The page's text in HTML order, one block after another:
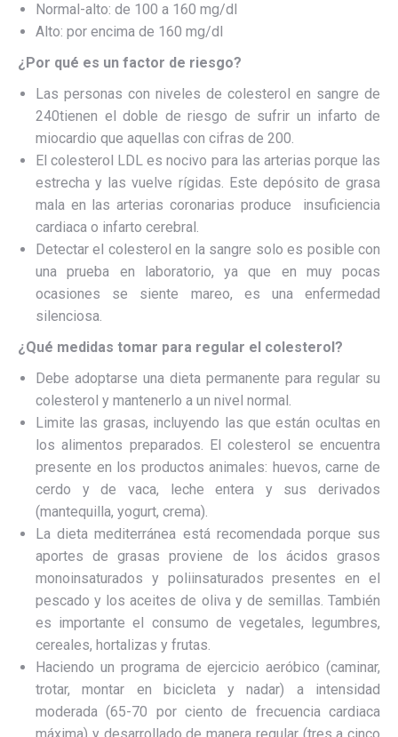
Normal-alto: de 100 a 160 mg/dl
Alto: por encima de 160 mg/dl
¿Por qué es un factor de riesgo?
Las personas con niveles de colesterol en sangre de
240tienen el doble de riesgo de sufrir un infarto de
miocardio que aquellas con cifras de 200.
El colesterol LDL es nocivo para las arterias porque las
estrecha y las vuelve rígidas. Este depósito de grasa
mala en las arterias coronarias produce insuficiencia
cardiaca o infarto cerebral.
Detectar el colesterol en la sangre solo es posible con
una prueba en laboratorio, ya que en muy pocas
ocasiones se siente mareo, es una enfermedad
silenciosa.
¿Qué medidas tomar para regular el colesterol?
Debe adoptarse una dieta permanente para regular su
colesterol y mantenerlo a un nivel normal.
Limite las grasas, incluyendo las que están ocultas en
los alimentos preparados. El colesterol se encuentra
presente en los productos animales: huevos, carne de
cerdo y de vaca, leche entera y sus derivados
(mantequilla, yogurt, crema).
La dieta mediterránea está recomendada porque sus
aportes de grasas proviene de los ácidos grasos
monoinsaturados y poliinsaturados presentes en el
pescado y los aceites de oliva y de semillas. También
es importante el consumo de vegetales, legumbres,
cereales, hortalizas y frutas.
Haciendo un programa de ejercicio aeróbico (caminar,
trotar, montar en bicicleta y nadar) a intensidad
moderada (65-70 por ciento de frecuencia cardiaca